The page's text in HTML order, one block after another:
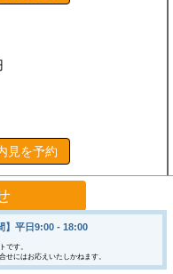
見を予約
】平日9:00 - 18:00
です。
にはお応えいたしかねます。